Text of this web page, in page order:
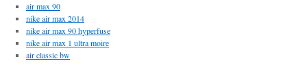
air max 90
nike air max 2014
nike air max 90 hyperfuse
nike air max 1 ultra moire
air classic bw